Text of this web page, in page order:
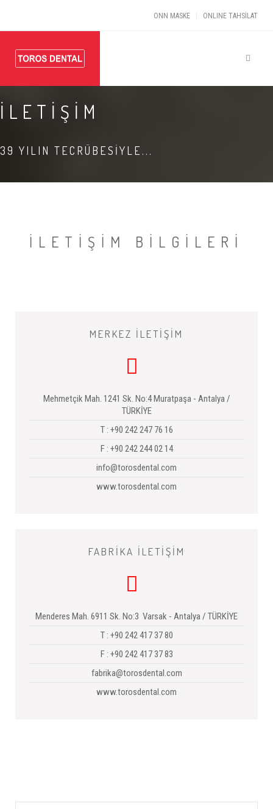
ONN MASKE ONLINE TAHSİLAT
İLETİŞİM
39 YILIN TECRÜBESİYLE...
İLETİŞİM BİLGİLERİ
MERKEZ İLETİŞİM
Mehmetçik Mah. 1241 Sk. No:4 Muratpaşa - Antalya /
TÜRKİYE
T : +90 242 247 76 16
F : +90 242 244 02 14
info@torosdental.com
www.torosdental.com
FABRİKA İLETİŞİM
Menderes Mah. 6911 Sk. No:3 Varsak - Antalya / TÜRKİYE
T : +90 242 417 37 80
F : +90 242 417 37 83
fabrika@torosdental.com
www.torosdental.com